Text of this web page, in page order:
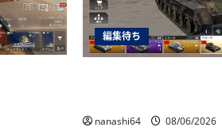
編集待ち
nanashi64 08/06/2026